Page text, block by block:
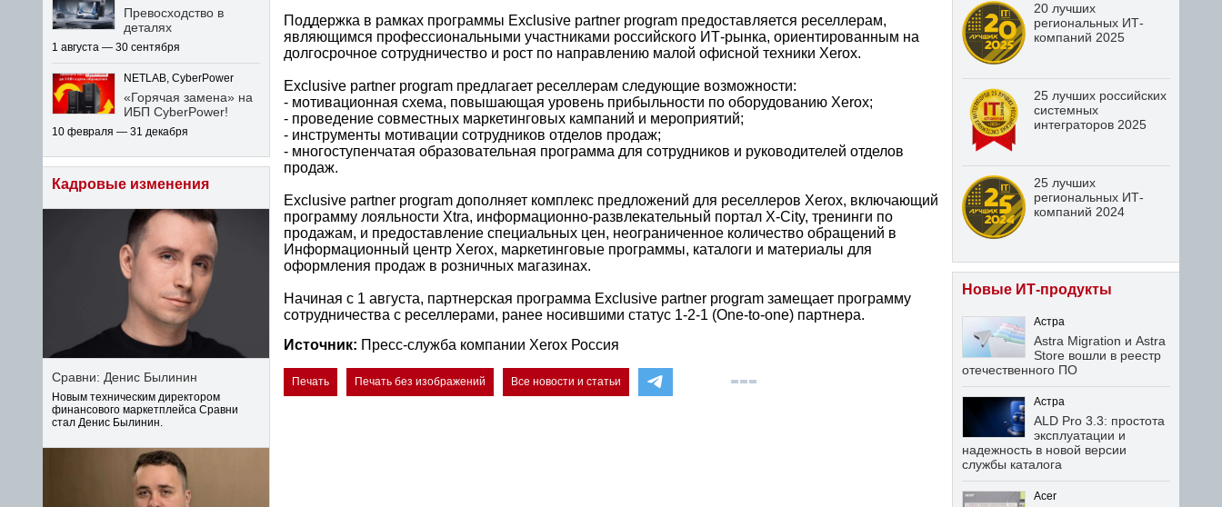
Поддержка в рамках программы Exclusive partner program предоставляется реселлерам,
являющимся профессиональными участниками российского ИТ-рынка, ориентированным на
долгосрочное сотрудничество и рост по направлению малой офисной техники Xerox.
Exclusive partner program предлагает реселлерам следующие возможности:
- мотивационная схема, повышающая уровень прибыльности по оборудованию Xerox;
- проведение совместных маркетинговых кампаний и мероприятий;
- инструменты мотивации сотрудников отделов продаж;
- многоступенчатая образовательная программа для сотрудников и руководителей отделов
продаж.
Exclusive partner program дополняет комплекс предложений для реселлеров Xerox, включающий
программу лояльности Xtra, информационно-развлекательный портал X-City, тренинги по
продажам, и предоставление специальных цен, неограниченное количество обращений в
Информационный центр Xerox, маркетинговые программы, каталоги и материалы для
оформления продаж в розничных магазинах.
Начиная с 1 августа, партнерская программа Exclusive partner program замещает программу
сотрудничества с реселлерами, ранее носившими статус 1-2-1 (One-to-one) партнера.
Источник: Пресс-служба компании Xerox Россия
Печать Печать без изображений Все новости и статьи
Превосходство в
деталях
1 августа — 30 сентября
NETLAB, CyberPower
«Горячая замена» на
ИБП CyberPower!
10 февраля — 31 декабря
Кадровые изменения
Сравни: Денис Былинин
Новым техническим директором
финансового маркетплейса Сравни
стал Денис Былинин.
20 лучших
региональных ИТ-
компаний 2025
25 лучших российских
системных
интеграторов 2025
25 лучших
региональных ИТ-
компаний 2024
Новые ИТ-продукты
Астра
Astra Migration и Astra
Store вошли в реестр
отечественного ПО
Астра
ALD Pro 3.3: простота
эксплуатации и
надежность в новой версии
службы каталога
Acer